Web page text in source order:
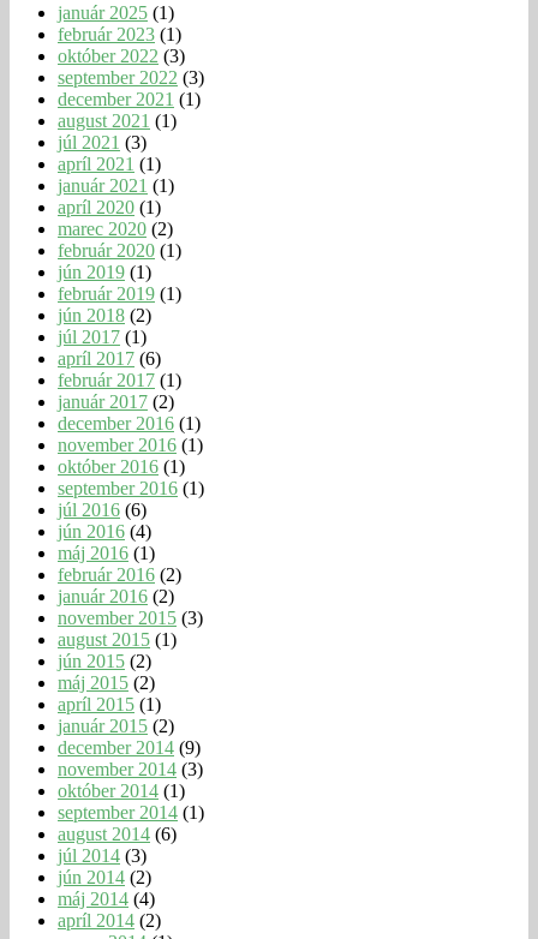
január 2025 (1)
február 2023 (1)
október 2022 (3)
september 2022 (3)
december 2021 (1)
august 2021 (1)
júl 2021 (3)
apríl 2021 (1)
január 2021 (1)
apríl 2020 (1)
marec 2020 (2)
február 2020 (1)
jún 2019 (1)
február 2019 (1)
jún 2018 (2)
júl 2017 (1)
apríl 2017 (6)
február 2017 (1)
január 2017 (2)
december 2016 (1)
november 2016 (1)
október 2016 (1)
september 2016 (1)
júl 2016 (6)
jún 2016 (4)
máj 2016 (1)
február 2016 (2)
január 2016 (2)
november 2015 (3)
august 2015 (1)
jún 2015 (2)
máj 2015 (2)
apríl 2015 (1)
január 2015 (2)
december 2014 (9)
november 2014 (3)
október 2014 (1)
september 2014 (1)
august 2014 (6)
júl 2014 (3)
jún 2014 (2)
máj 2014 (4)
apríl 2014 (2)